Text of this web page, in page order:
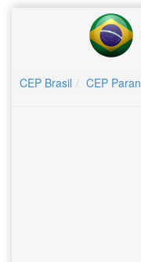
CEP Brasil CEP